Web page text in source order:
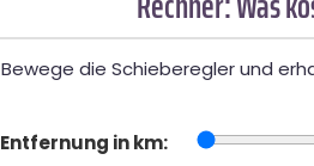
Bewege die Schieberegler und
Entfernung in km: